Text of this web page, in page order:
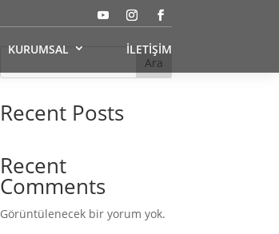
KURUMSAL İLETİŞİM
Ara
Recent Posts
Recent
Comments
Görüntülenecek bir yorum yok.